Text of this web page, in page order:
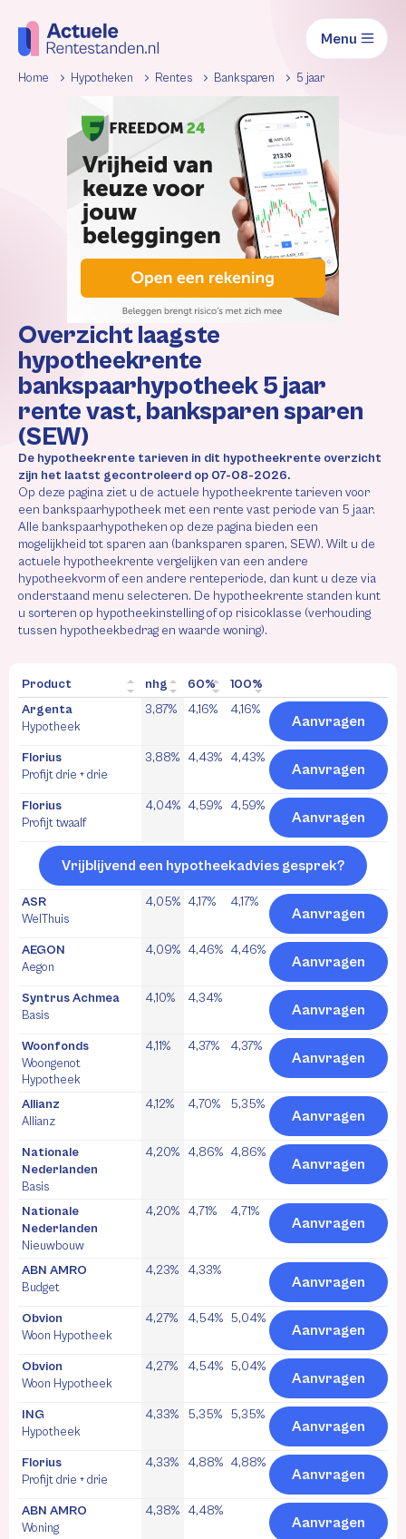
Menu
Home Hypotheken Rentes Banksparen 5 jaar
Overzicht laagste
hypotheekrente
bankspaarhypotheek 5 jaar
rente vast, banksparen sparen
(SEW)
De hypotheekrente tarieven in dit hypotheekrente overzicht
zijn het laatst gecontroleerd op 07-08-2026.
Op deze pagina ziet u de actuele hypotheekrente tarieven voor
een bankspaarhypotheek met een rente vast periode van 5 jaar.
Alle bankspaarhypotheken op deze pagina bieden een
mogelijkheid tot sparen aan (banksparen sparen, SEW). Wilt u de
actuele hypotheekrente vergelijken van een andere
hypotheekvorm of een andere renteperiode, dan kunt u deze via
onderstaand menu selecteren. De hypotheekrente standen kunt
u sorteren op hypotheekinstelling of op risicoklasse (verhouding
tussen hypotheekbedrag en waarde woning).
Product nhg 60%
100%
Argenta
Hypotheek
3,87% 4,16% 4,16%
Aanvragen
Florius
Profijt drie + drie
3,88% 4,43% 4,43%
Aanvragen
Florius
Profijt twaalf
4,04% 4,59% 4,59%
Aanvragen
Vrijblijvend een hypotheekadvies gesprek?
ASR
WelThuis
4,05% 4,17% 4,17%
Aanvragen
AEGON
Aegon
4,09% 4,46% 4,46%
Aanvragen
Syntrus Achmea
Basis
4,10% 4,34%
Aanvragen
Woonfonds
Woongenot
Hypotheek
4,11% 4,37% 4,37%
Aanvragen
Allianz
Allianz
4,12% 4,70% 5,35%
Aanvragen
Nationale
Nederlanden
Basis
4,20% 4,86% 4,86%
Aanvragen
Nationale
Nederlanden
Nieuwbouw
4,20% 4,71% 4,71%
Aanvragen
ABN AMRO
Budget
4,23% 4,33%
Aanvragen
Obvion
Woon Hypotheek
4,27% 4,54% 5,04%
Aanvragen
Obvion
Woon Hypotheek
4,27% 4,54% 5,04%
Aanvragen
ING
Hypotheek
4,33% 5,35% 5,35%
Aanvragen
Florius
Profijt drie + drie
4,33% 4,88% 4,88%
Aanvragen
ABN AMRO
Woning
4,38% 4,48%
Aanvragen